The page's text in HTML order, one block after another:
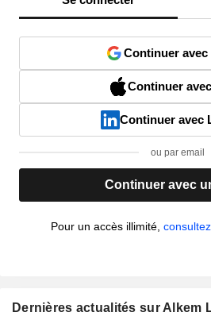
Continuer avec
Continuer
Continuer avec
ou par email
Continuer avec
Pour un accès illimité,
Dernières actualités sur Alkem